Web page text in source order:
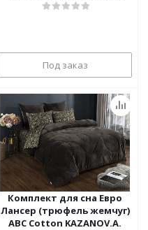
Под заказ
Комплект для сна Евро
Лансер (трюфель жемчуг)
ABC Cotton KAZANOV.A.